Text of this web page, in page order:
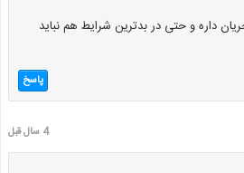
داره و حتی در بدترین شرایط هم نباید
پاسخ
4 سال قبل